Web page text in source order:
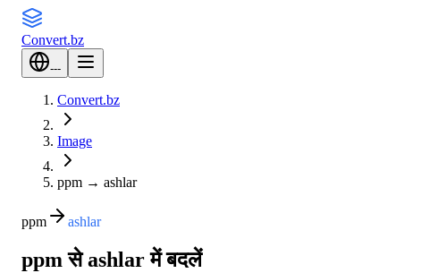
Convert.bz
---
Convert.bz
Image
ppm → ashlar
ppm ashlar
ppm से ashlar में बदलें